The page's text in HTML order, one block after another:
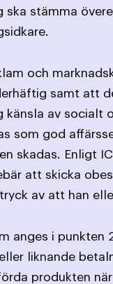
stämma
och
samt att
av socialt
som god
skadas. Enligt
att skicka
av att han
anges i punkten
liknande
produkten